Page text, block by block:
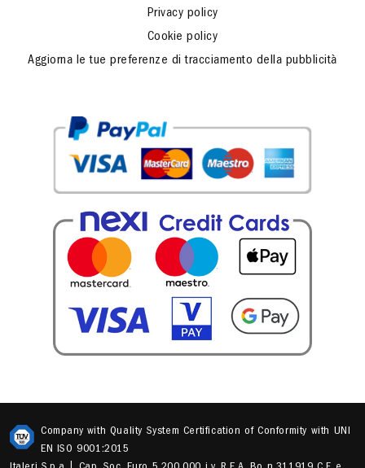
Privacy policy
Cookie policy
Aggiorna le tue preferenze di tracciamento della pubblicità
Company with Quality System Certification of Conformity with UNI
EN ISO 9001:2015